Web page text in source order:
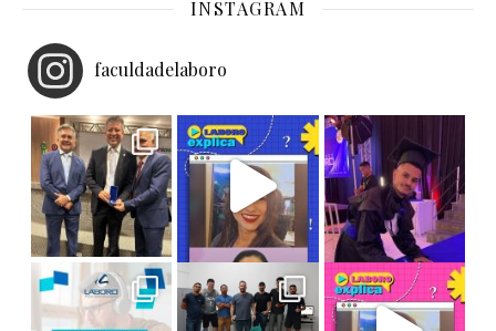
INSTAGRAM
faculdadelaboro
Homenagem e Reconhecimento!
O pro Laboro Explica: Saiba tudo sobre Bacharel Ex-aluno Laboro conquistando grandes voos!
Faça Pós na Laboro! As aulas deste mês
Tecnologia e Solidariedade em Ação!
**LABORO EXPLICA: O QUE SIGNIFICA SER NOTA